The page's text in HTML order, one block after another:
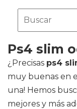
Ps4 slim
¿Precisas ps4
muy buenas en
una! Hemos
mejores y más